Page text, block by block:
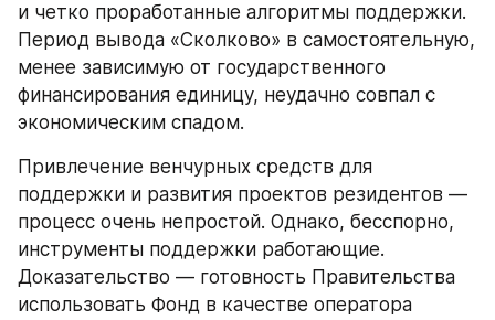
и четко проработанные алгоритмы поддержки.
Период вывода «Сколково» в самостоятельную,
менее зависимую от государственного
финансирования единицу, неудачно совпал с
экономическим спадом.
Привлечение венчурных средств для
поддержки и развития проектов резидентов —
процесс очень непростой. Однако, бесспорно,
инструменты поддержки работающие.
Доказательство — готовность Правительства
использовать Фонд в качестве оператора